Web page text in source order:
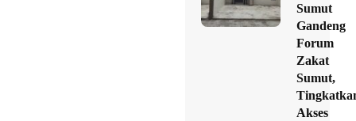
Sumut
Gandeng
Forum
Zakat
Sumut,
Akses